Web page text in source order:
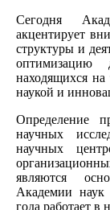
Сегодня
акцентирует
структуры и
оптимизацию
находящихся
наукой и
Определение
научных
научных
являются
Академии наук
года работает в